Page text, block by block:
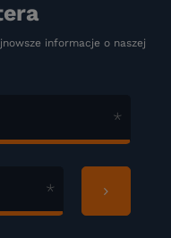
informacje o naszej